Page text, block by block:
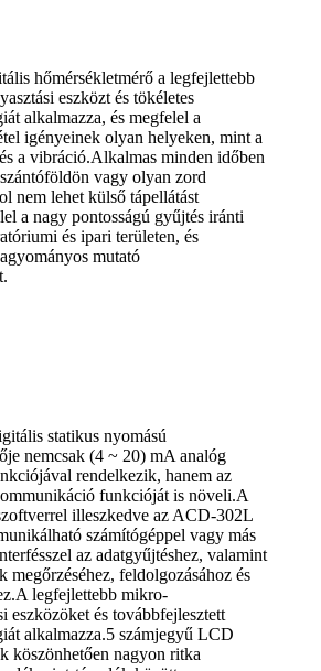
hőmérsékletmérő a legfejlettebb
eszközt és tökéletes
alkalmazza, és megfelel a
igényeinek olyan helyeken, mint a
a vibráció.Alkalmas minden időben
vagy olyan zord
nem lehet külső tápellátást
a nagy pontosságú gyűjtés iránti
és ipari területen, és
mutató
statikus nyomású
nemcsak (4 ~ 20) mA analóg
rendelkezik, hanem az
funkcióját is növeli.A
illeszkedve az ACD-302L
számítógéppel vagy más
az adatgyűjtéshez, valamint
megőrzéséhez, feldolgozásához és
legfejlettebb mikro-
eszközöket és továbbfejlesztett
alkalmazza.5 számjegyű LCD
köszönhetően nagyon ritka